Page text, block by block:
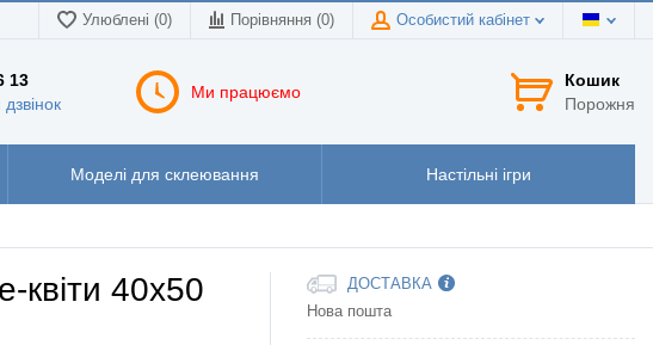
Улюблені (0) Порівняння (0) Особистий кабінет
13
Ми працюємо
Кошик
Порожня
Моделі для склеювання Настільні ігри
квіти 40x50
ДОСТАВКА
Нова пошта